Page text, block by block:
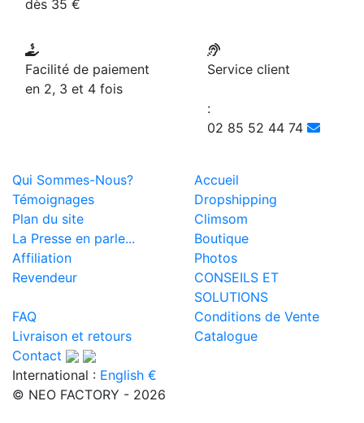
dès 35 €
Facilité de paiement
en 2, 3 et 4 fois
Service client
:
02 85 52 44 74
Qui Sommes-Nous?
Accueil
Témoignages
Dropshipping
Plan du site
Climsom
La Presse en parle...
Boutique
Affiliation
Photos
Revendeur
CONSEILS ET
SOLUTIONS
FAQ
Conditions de Vente
Livraison et retours
Catalogue
Contact
International : English €
© NEO FACTORY - 2026